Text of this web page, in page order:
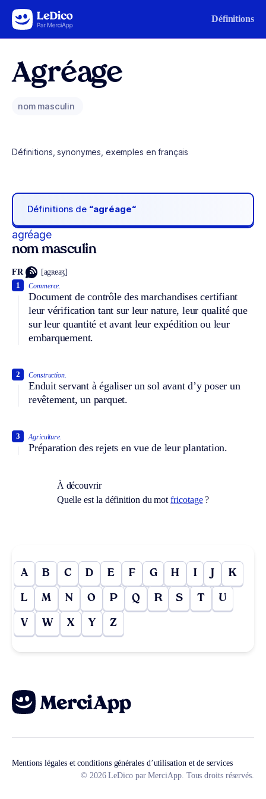
Aller au contenu Définitions
Agréage
nom masculin
Définitions, synonymes, exemples en français
Définitions de “agréage“
agréage
nom masculin
FR [agʀeaʒ]
Commerce.
Document de contrôle des marchandises certifiant
leur vérification tant sur leur nature, leur qualité que
sur leur quantité et avant leur expédition ou leur
embarquement.
1
Construction.
Enduit servant à égaliser un sol avant d’y poser un
revêtement, un parquet.
2
Agriculture.
Préparation des rejets en vue de leur plantation.
3
À découvrir
Quelle est la définition du motfricotage?
A B C D E F G H I J K
L M N O P Q R S T U
V W X Y Z
Mentions légales et conditions générales d’utilisation et de services
© 2026 LeDico par MerciApp. Tous droits réservés.